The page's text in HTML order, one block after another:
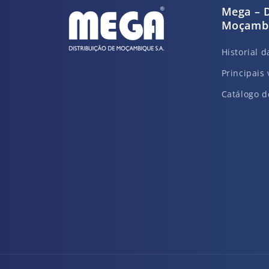
Mega –
Historial
Principais
Catálogo